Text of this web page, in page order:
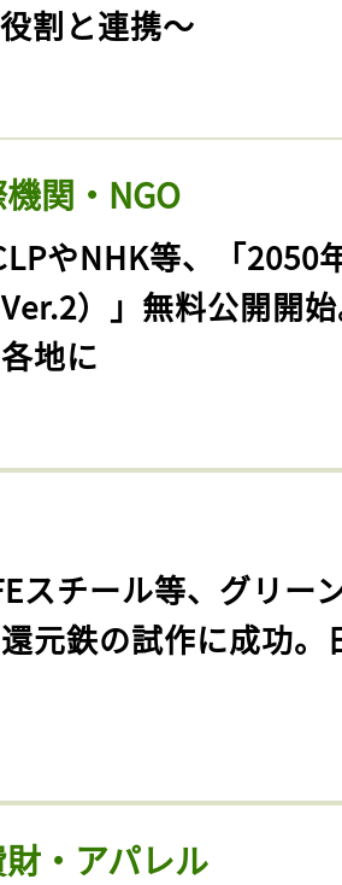
割と連携〜
関・NGO
やNHK等、「2050
）」無料公開開
地に
スチール等、グリー
元鉄の試作に成功。
・アパレル